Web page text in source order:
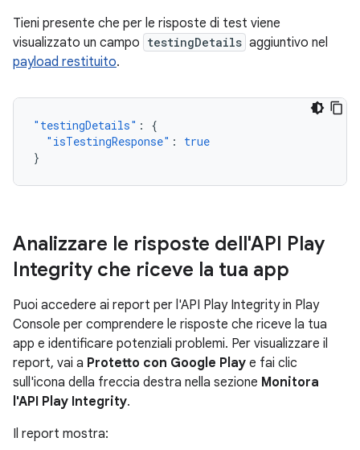
Tieni presente che per le risposte di test viene
visualizzato un campo testingDetails aggiuntivo nel
payload restituito.
"testingDetails" :
{
"isTestingResponse" :
true
}
Analizzare le risposte dell'API Play
Integrity che riceve la tua app
Puoi accedere ai report per l'API Play Integrity in Play
Console per comprendere le risposte che riceve la tua
app e identificare potenziali problemi. Per visualizzare il
report, vai a Protetto con Google Play e fai clic
sull'icona della freccia destra nella sezione Monitora
l'API Play Integrity.
Il report mostra: